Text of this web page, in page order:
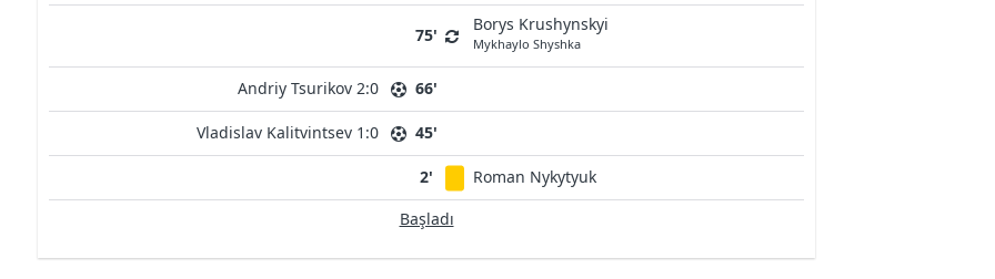
75'
Borys Krushynskyi
Mykhaylo Shyshka
Andriy Tsurikov 2:0 66'
Vladislav Kalitvintsev 1:0 45'
2'
Roman Nykytyuk
Başladı